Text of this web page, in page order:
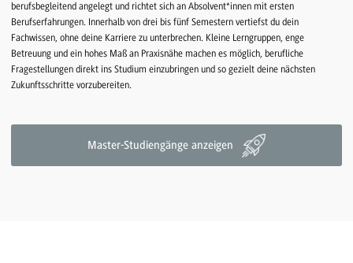
berufsbegleitend angelegt und richtet sich an Absolvent*innen mit ersten
Berufserfahrungen. Innerhalb von drei bis fünf Semestern vertiefst du dein
Fachwissen, ohne deine Karriere zu unterbrechen. Kleine Lerngruppen, enge
Betreuung und ein hohes Maß an Praxisnähe machen es möglich, berufliche
Fragestellungen direkt ins Studium einzubringen und so gezielt deine nächsten
Zukunftsschritte vorzubereiten.
Master-Studiengänge anzeigen